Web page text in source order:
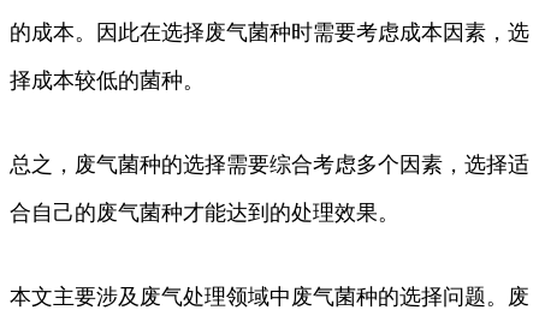
的成本。因此在选择废气菌种时需要考虑成本因素，选
择成本较低的菌种。
总之，废气菌种的选择需要综合考虑多个因素，选择适
合自己的废气菌种才能达到的处理效果。
本文主要涉及废气处理领域中废气菌种的选择问题。废